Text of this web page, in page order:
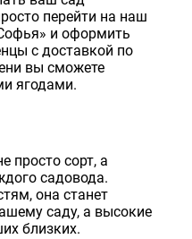
перейти на наш
и оформить
с доставкой по
вы сможете
ягодами.
просто сорт, а
садовода.
она станет
саду, а высокие
близких.